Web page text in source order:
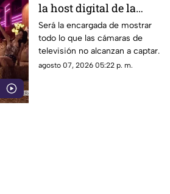
la host digital de la
segunda temporada de
La Granja VIP
Será la encargada de mostrar
todo lo que las cámaras de
televisión no alcanzan a captar.
agosto 07, 2026 05:22 p. m.